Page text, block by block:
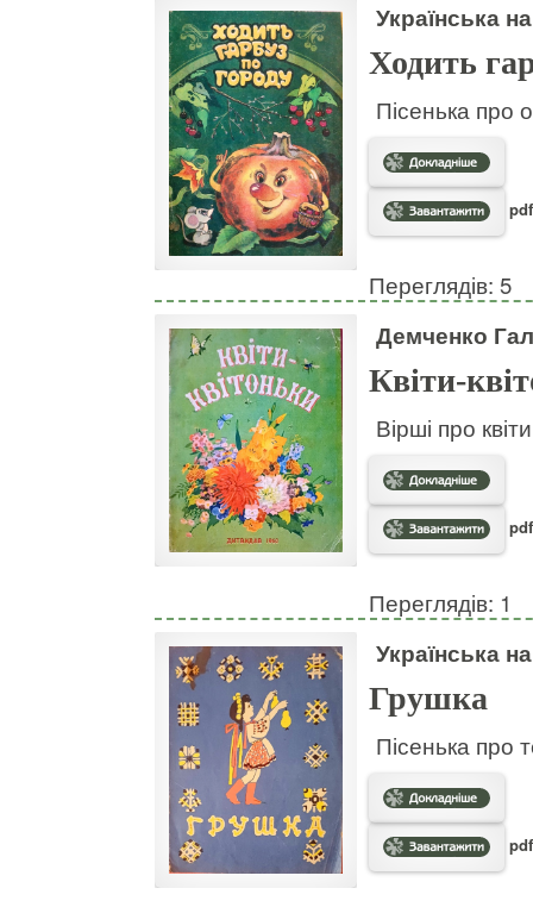
Українська
Ходить
Пісенька про
Переглядів: 5
Демченко
Квіти-
Вірші про
Переглядів: 1
Українська
Грушка
Пісенька про